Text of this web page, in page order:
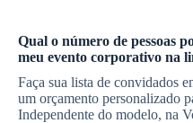
Qual o número de pessoas
meu evento corporativo na
Faça sua lista de convidados
um orçamento personalizado
Independente do modelo, na